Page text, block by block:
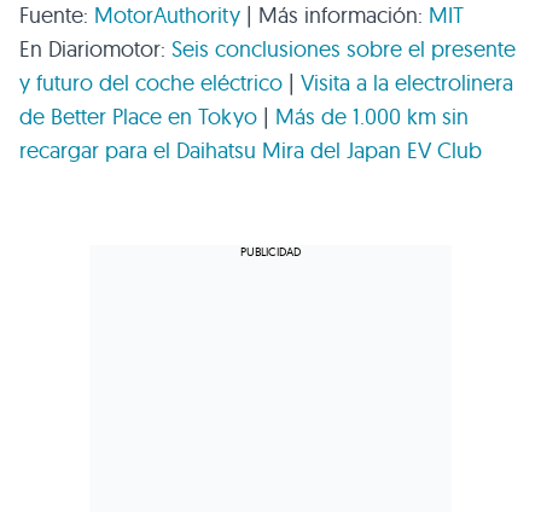
Fuente: MotorAuthority | Más información: MIT
En Diariomotor: Seis conclusiones sobre el presente
y futuro del coche eléctrico | Visita a la electrolinera
de Better Place en Tokyo | Más de 1.000 km sin
recargar para el Daihatsu Mira del Japan EVClub